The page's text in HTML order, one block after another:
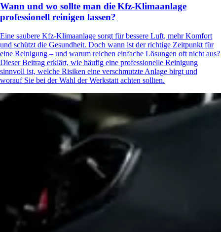
Wann und wo sollte man die Kfz-Klimaanlage
professionell reinigen lassen?​
Eine saubere Kfz‑Klimaanlage sorgt für bessere Luft, mehr Komfort
und schützt die Gesundheit. Doch wann ist der richtige Zeitpunkt für
eine Reinigung – und warum reichen einfache Lösungen oft nicht aus?
Dieser Beitrag erklärt, wie häufig eine professionelle Reinigung
sinnvoll ist, welche Risiken eine verschmutzte Anlage birgt und
worauf Sie bei der Wahl der Werkstatt achten sollten.